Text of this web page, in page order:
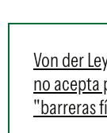
Von der
no acepta
"barreras